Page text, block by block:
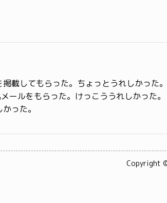
載してもらった。ちょっとうれしかった。
ールをもらった。けっこううれしかった。
った。
Copyright